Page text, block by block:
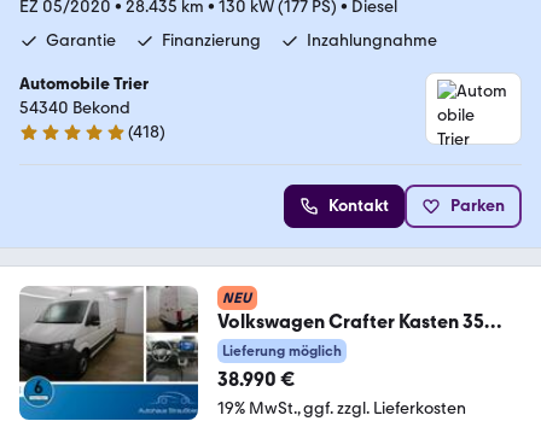
EZ 05/2020 • 28.435 km • 130 kW (177 PS) • Diesel
Garantie
Finanzierung Inzahlungnahme
Automobile Trier
54340 Bekond
4.9 Sterne
(418)
Kontakt Parken
NEU
Volkswagen Crafter Kasten 35
lang Hochdach FWD NAVI RFK
Lieferung möglich
38.990 €
19% MwSt. ggf. zzgl. Lieferkosten